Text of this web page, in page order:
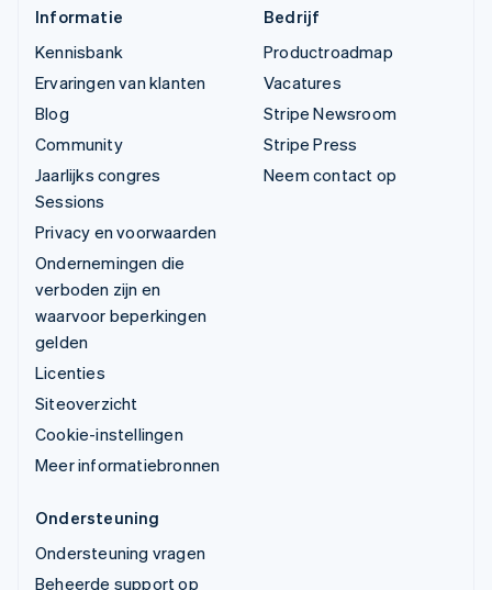
Informatie
Kennisbank
Ervaringen van klanten
Blog
Community
Jaarlijks congres
Sessions
Privacy en voorwaarden
Ondernemingen die
verboden zijn en
waarvoor beperkingen
gelden
Licenties
Siteoverzicht
Cookie-instellingen
Meer informatiebronnen
Bedrijf
Productroadmap
Vacatures
Stripe Newsroom
Stripe Press
Neem contact op
Ondersteuning
Ondersteuning vragen
Beheerde support op